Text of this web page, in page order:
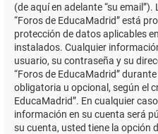
(de aquí en adelante “su
“Foros de EducaMadrid” está
protección de datos aplicables
instalados. Cualquier
usuario, su contraseña y su
“Foros de EducaMadrid”
obligatoria u opcional, según el
EducaMadrid”. En cualquier
información en su cuenta será
su cuenta, usted tiene la opción